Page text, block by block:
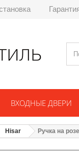
ВХОДНЫЕ ДВЕРИ
Hisar Ручка на